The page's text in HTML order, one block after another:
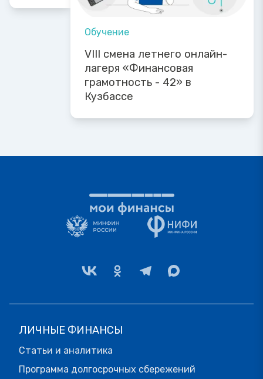
Обучение
VIII смена летнего онлайн-
лагеря «Финансовая
грамотность - 42» в
Кузбассе
ЛИЧНЫЕ ФИНАНСЫ
Статьи и аналитика
Программа долгосрочных сбережений